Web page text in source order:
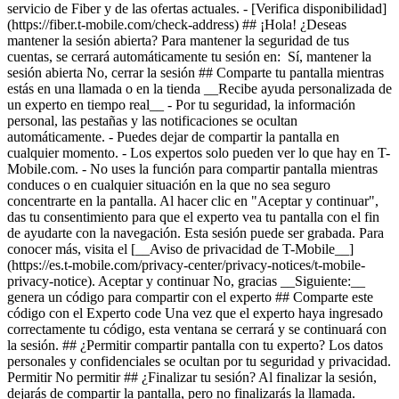
- [Verifica disponibilidad]
(https://fiber.t-mobile.com/check-address) ## ¡Hola! ¿Deseas
mantener la sesión abierta? Para mantener la seguridad de tus
cuentas, se cerrará automáticamente tu sesión en: Sí, mantener la
sesión abierta No, cerrar la sesión ## Comparte tu pantalla mientras
estás en una llamada o en la tienda __Recibe ayuda personalizada de
un experto en tiempo real__ - Por tu seguridad, la información
personal, las pestañas y las notificaciones se ocultan
automáticamente. - Puedes dejar de compartir la pantalla en
cualquier momento. - Los expertos solo pueden ver lo que hay en T-
Mobile.com. - No uses la función para compartir pantalla mientras
conduces o en cualquier situación en la que no sea seguro
concentrarte en la pantalla. Al hacer clic en "Aceptar y continuar",
das tu consentimiento para que el experto vea tu pantalla con el fin
de ayudarte con la navegación. Esta sesión puede ser grabada. Para
conocer más, visita el [__Aviso de privacidad de T-Mobile__]
(https://es.t-mobile.com/privacy-center/privacy-notices/t-mobile-
privacy-notice). Aceptar y continuar No, gracias __Siguiente:__
genera un código para compartir con el experto ## Comparte este
código con el Experto code Una vez que el experto haya ingresado
correctamente tu código, esta ventana se cerrará y se continuará con
la sesión. ## ¿Permitir compartir pantalla con tu experto? Los datos
personales y confidenciales se ocultan por tu seguridad y privacidad.
Permitir No permitir ## ¿Finalizar tu sesión? Al finalizar la sesión,
dejarás de compartir la pantalla, pero no finalizarás la llamada.